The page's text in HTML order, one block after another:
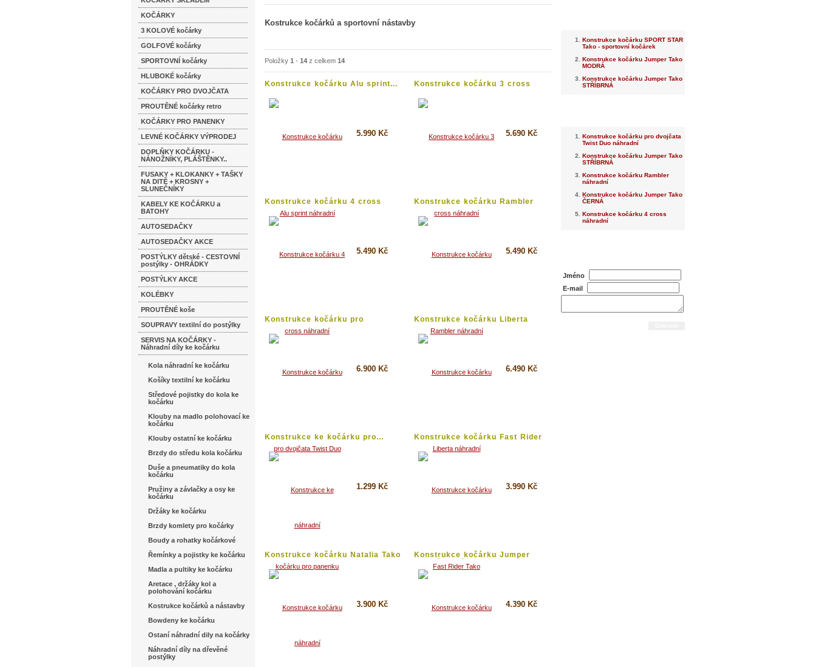
KOČÁRKY
3 KOLOVÉ kočárky
GOLFOVÉ kočárky
SPORTOVNÍ kočárky
HLUBOKÉ kočárky
KOČÁRKY PRO DVOJČATA
PROUTĚNÉ kočárky retro
KOČÁRKY PRO PANENKY
LEVNÉ KOČÁRKY VÝPRODEJ
DOPLŇKY KOČÁRKU -
NÁNOŽNÍKY, PLÁŠTĚNKY..
FUSAKY + KLOKANKY + TAŠKY
NA DITĚ + KROSNY +
SLUNEČNÍKY
KABELY KE KOČÁRKU a
BATOHY
AUTOSEDAČKY
AUTOSEDAČKY AKCE
POSTÝLKY dětské - CESTOVNÍ
postýlky - OHRÁDKY
POSTÝLKY AKCE
KOLÉBKY
PROUTĚNÉ koše
SOUPRAVY textilní do postýlky
SERVIS NA KOČÁRKY -
Náhradní díly ke kočárku
Kola náhradní ke kočárku
Košíky textilní ke kočárku
Středové pojistky do kola ke
kočárku
Klouby na madlo polohovací ke
kočárku
Klouby ostatní ke kočárku
Brzdy do středu kola kočárku
Duše a pneumatiky do kola
kočárku
Pružiny a závlačky a osy ke
kočárku
Držáky ke kočárku
Brzdy komlety pro kočárky
Boudy a rohatky kočárkové
Řemínky a pojistky ke kočárku
Madla a pultiky ke kočárku
Aretace , držáky kol a
polohování kočárku
Kostrukce kočárků a nástavby
Bowdeny ke kočárku
Ostaní náhradní dily na kočárky
Náhradní díly na dřevěné
postýlky
Kostrukce kočárků a sportovní nástavby
Položky 1 - 14 z celkem 14
Konstrukce kočárku Alu sprint...
5.990 Kč
Konstrukce kočárku 3 cross
5.690 Kč
Konstrukce kočárku 4 cross
náhradní
5.490 Kč
Konstrukce kočárku Rambler
náhradní
5.490 Kč
Konstrukce kočárku pro
dvojčata...
6.900 Kč
Konstrukce kočárku Liberta
náhradní
6.490 Kč
Konstrukce ke kočárku pro...
1.299 Kč
Konstrukce kočárku Fast Rider
3.990 Kč
Konstrukce kočárku Natalia Tako
3.900 Kč
Konstrukce kočárku Jumper
Tako ČERNÁ
4.390 Kč
Konstrukce kočárku SPORT STAR
Tako - sportovní kočárek
Konstrukce kočárku Jumper Tako
MODRÁ
Konstrukce kočárku Jumper Tako
STŘÍBRNÁ
Konstrukce kočárku pro dvojčata
Twist Duo náhradní
Konstrukce kočárku Jumper Tako
STŘÍBRNÁ
Konstrukce kočárku Rambler
náhradní
Konstrukce kočárku Jumper Tako
ČERNÁ
Konstrukce kočárku 4 cross
náhradní
Jméno
E-mail